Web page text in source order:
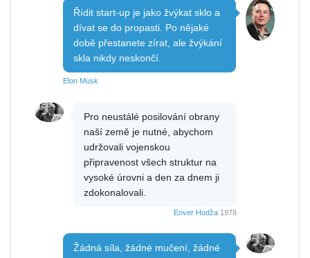
Řídit start-up je jako žvýkat sklo a
dívat se do propasti. Po nějaké
době přestanete zírat, ale žvýkání
skla nikdy neskončí.
Elon Musk
Pro neustálé posilování obrany
naší země je nutné, abychom
udržovali vojenskou
připravenost všech struktur na
vysoké úrovni a den za dnem ji
zdokonalovali.
Enver Hodža 1978
Žádná síla, žádné mučení, žádné